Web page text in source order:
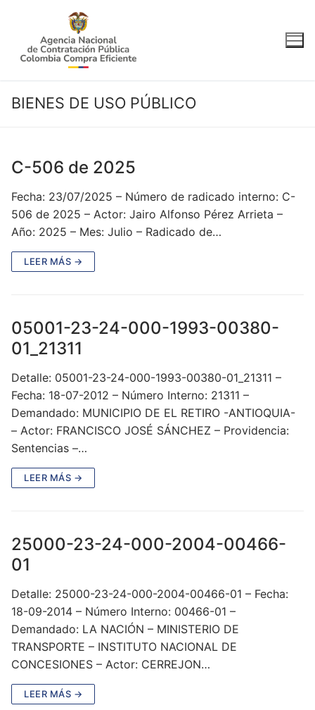
contenido
BIENES DE USO PÚBLICO
C-506 de 2025
Fecha: 23/07/2025 – Número de radicado interno: C-
506 de 2025 – Actor: Jairo Alfonso Pérez Arrieta –
Año: 2025 – Mes: Julio – Radicado de…
LEER MÁS →
05001-23-24-000-1993-00380-
01_21311
Detalle: 05001-23-24-000-1993-00380-01_21311 –
Fecha: 18-07-2012 – Número Interno: 21311 –
Demandado: MUNICIPIO DE EL RETIRO -ANTIOQUIA-
– Actor: FRANCISCO JOSÉ SÁNCHEZ – Providencia:
Sentencias –…
LEER MÁS →
25000-23-24-000-2004-00466-
01
Detalle: 25000-23-24-000-2004-00466-01 – Fecha:
18-09-2014 – Número Interno: 00466-01 –
Demandado: LA NACIÓN – MINISTERIO DE
TRANSPORTE – INSTITUTO NACIONAL DE
CONCESIONES – Actor: CERREJON…
LEER MÁS →